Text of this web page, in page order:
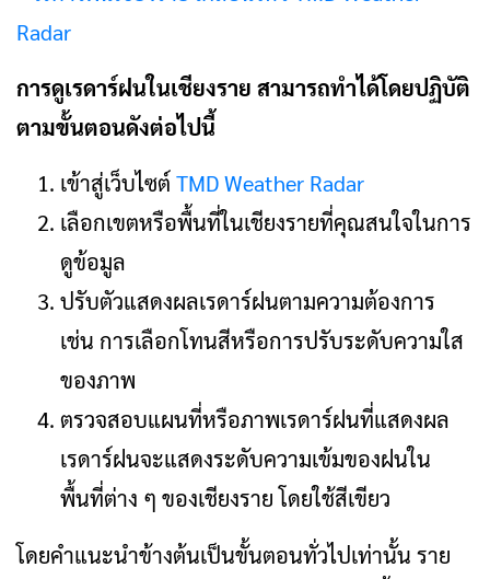
การดูเรดาร์ฝนในเชียงราย สามารถทำได้โดยปฏิบัติ
ตามขั้นตอนดังต่อไปนี้
เข้าสู่เว็บไซต์ TMD Weather Radar
เลือกเขตหรือพื้นที่ในเชียงรายที่คุณสนใจในการ
ดูข้อมูล
ปรับตัวแสดงผลเรดาร์ฝนตามความต้องการ
เช่น การเลือกโทนสีหรือการปรับระดับความใส
ของภาพ
ตรวจสอบแผนที่หรือภาพเรดาร์ฝนที่แสดงผล
เรดาร์ฝนจะแสดงระดับความเข้มของฝนใน
พื้นที่ต่าง ๆ ของเชียงราย โดยใช้สีเขียว
โดยคำแนะนำข้างต้นเป็นขั้นตอนทั่วไปเท่านั้น ราย